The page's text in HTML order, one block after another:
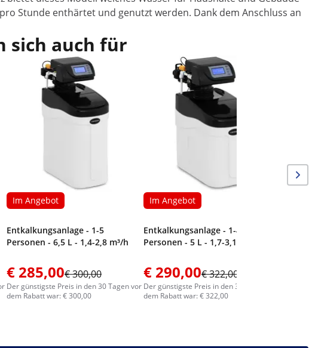
Stunde enthärtet und genutzt werden. Dank dem Anschluss an
sich auch für
Im Angebot
Entkalkungsanlage - 1-5
Personen - 6,5 L - 1,4-2,8 m³/h
€ 285,00€ 300,00
Der günstigste Preis in den 30 Tagen vor
dem Rabatt war: € 300,00
Im Angebot
Entkalkungsanlage - 1-4
Personen - 5 L - 1,7-3,1 m³/h
€ 290,00€ 322,00
Der günstigste Preis in den 30 Tagen vor
dem Rabatt war: € 322,00